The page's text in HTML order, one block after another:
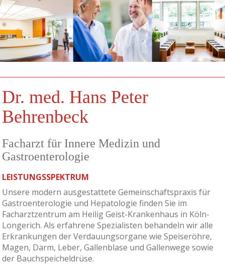
Dr. med. Hans Peter
Behrenbeck
Facharzt für Innere Medizin und
Gastroenterologie
LEISTUNGSSPEKTRUM
Unsere modern ausgestattete Gemeinschaftspraxis für
Gastroenterologie und Hepatologie finden Sie im
Facharztzentrum am Heilig Geist-Krankenhaus in Köln-
Longerich. Als erfahrene Spezialisten behandeln wir alle
Erkrankungen der Verdauungsorgane wie Speiseröhre,
Magen, Darm, Leber, Gallenblase und Gallenwege sowie
der Bauchspeicheldrüse.